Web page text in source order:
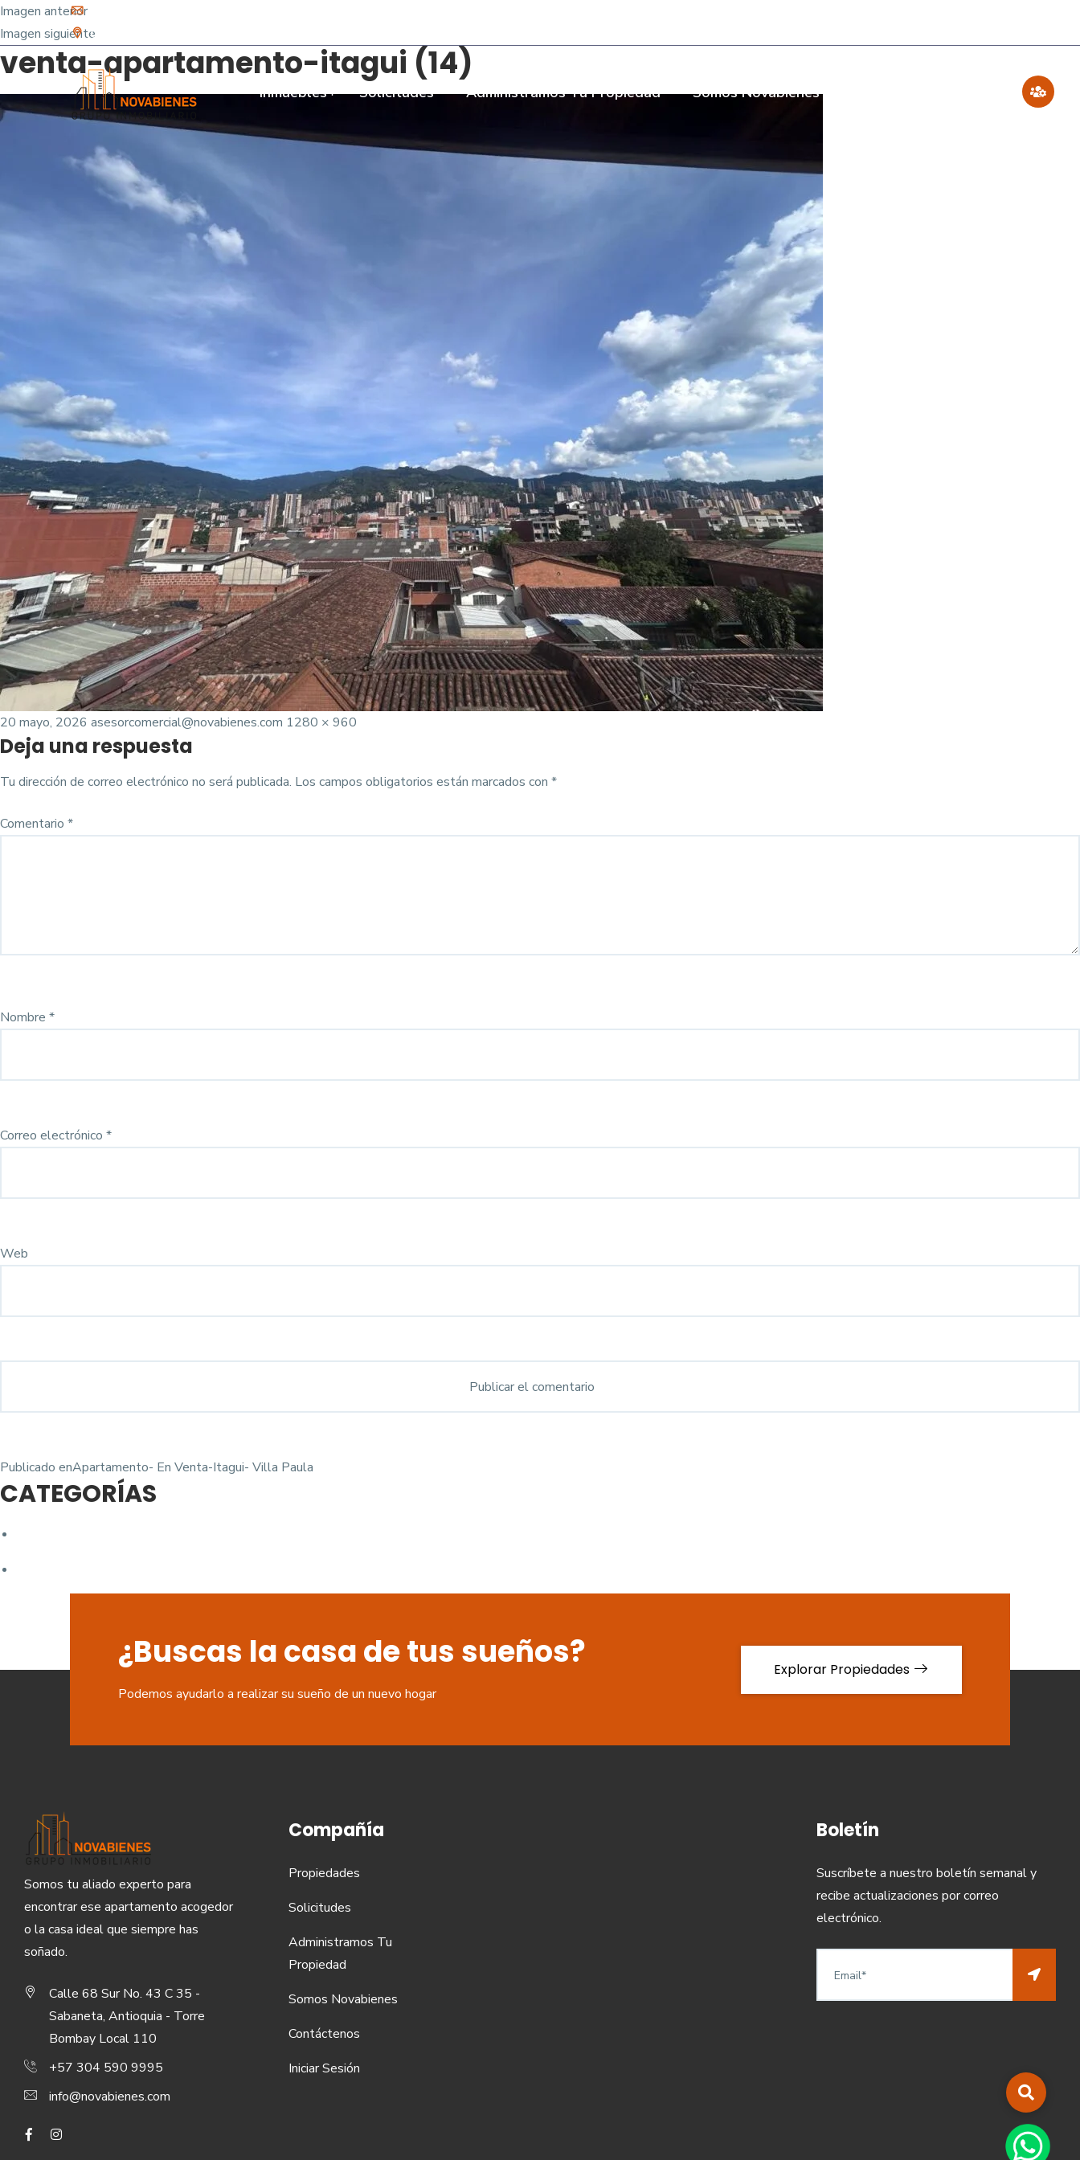
info@novabienes.com
Calle 68 Sur No. 43 C 35 - Sabaneta, Antioquia - Torre Bombay Local 110
Inmuebles Solicitudes Administramos Tu Propiedad Somos Novabienes
Imagen anterior
Imagen siguiente
venta-apartamento-itagui (14)
Posted
on
20 mayo, 2026 asesorcomercial@novabienes.com Tamaño
1280 × 960
Deja una respuesta
Tu dirección de correo electrónico no será publicada. Los campos obligatorios están marcados con *
Comentario *
Nombre *
Correo electrónico *
Web
Navegación
de
entradas
Publicado enApartamento- En Venta-Itagui- Villa Paula
CATEGORÍAS
¿Buscas la casa de tus sueños?
Podemos ayudarlo a realizar su sueño de un nuevo hogar
Explorar Propiedades
Somos tu aliado experto para
encontrar ese apartamento acogedor
o la casa ideal que siempre has
soñado.
Calle 68 Sur No. 43 C 35 -
Sabaneta, Antioquia - Torre
Bombay Local 110
+57 304 590 9995
info@novabienes.com
Compañía
Propiedades
Solicitudes
Administramos Tu
Propiedad
Somos Novabienes
Contáctenos
Iniciar Sesión
Boletín
Suscríbete a nuestro boletín semanal y
recibe actualizaciones por correo
electrónico.